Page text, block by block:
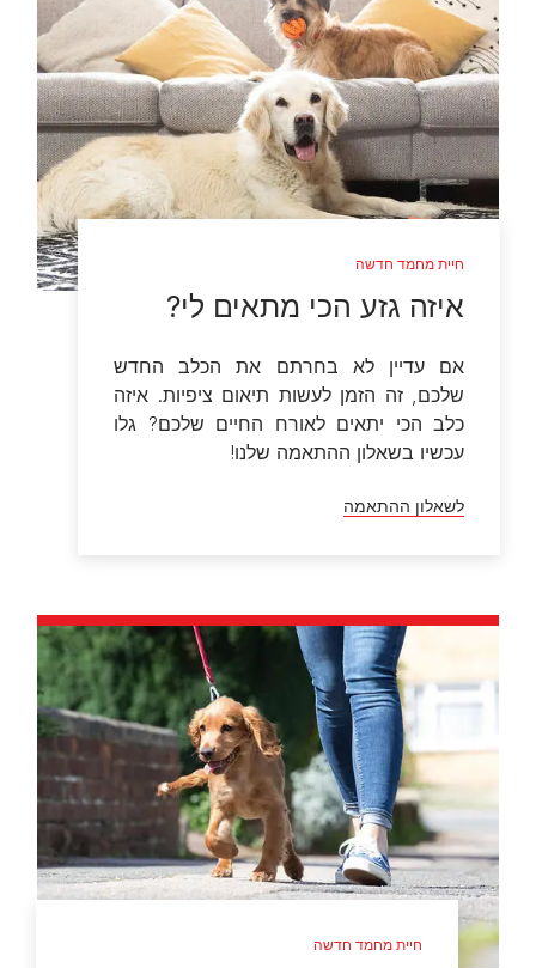
חיית מחמד חדשה
איזה גזע הכי מתאים לי?
אם עדיין לא בחרתם את הכלב החדש
שלכם, זה הזמן לעשות תיאום ציפיות. איזה
כלב הכי יתאים לאורח החיים שלכם? גלו
עכשיו בשאלון ההתאמה שלנו!
לשאלון ההתאמה
חיית מחמד חדשה